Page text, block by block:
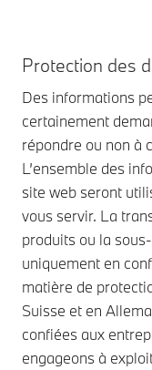
Protection des
Des informations
certainement
répondre ou non à
L’ensemble des
site web seront
vous servir. La
produits ou la
uniquement en
matière de
Suisse et en
confiées aux
engageons à